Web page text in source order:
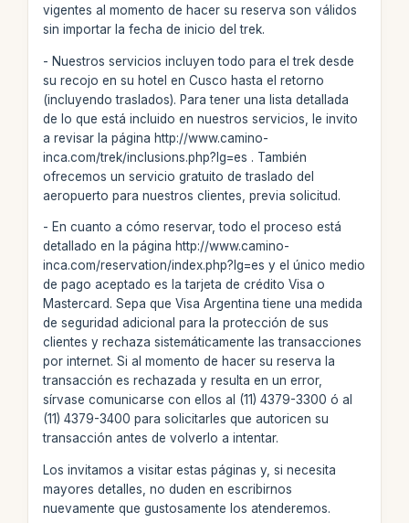
vigentes al momento de hacer su reserva son válidos
sin importar la fecha de inicio del trek.
- Nuestros servicios incluyen todo para el trek desde
su recojo en su hotel en Cusco hasta el retorno
(incluyendo traslados). Para tener una lista detallada
de lo que está incluido en nuestros servicios, le invito
a revisar la página http://www.camino-
inca.com/trek/inclusions.php?lg=es . También
ofrecemos un servicio gratuito de traslado del
aeropuerto para nuestros clientes, previa solicitud.
- En cuanto a cómo reservar, todo el proceso está
detallado en la página http://www.camino-
inca.com/reservation/index.php?lg=es y el único medio
de pago aceptado es la tarjeta de crédito Visa o
Mastercard. Sepa que Visa Argentina tiene una medida
de seguridad adicional para la protección de sus
clientes y rechaza sistemáticamente las transacciones
por internet. Si al momento de hacer su reserva la
transacción es rechazada y resulta en un error,
sírvase comunicarse con ellos al (11) 4379-3300 ó al
(11) 4379-3400 para solicitarles que autoricen su
transacción antes de volverlo a intentar.
Los invitamos a visitar estas páginas y, si necesita
mayores detalles, no duden en escribirnos
nuevamente que gustosamente los atenderemos.